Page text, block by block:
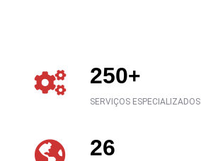
250+
SERVIÇOS ESPECIALIZADOS
26